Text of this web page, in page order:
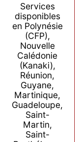
Services
disponibles
en Polynésie
(CFP),
Nouvelle
Calédonie
(Kanaki),
Réunion,
Guyane,
Martinique,
Guadeloupe,
Saint-
Martin,
Saint-